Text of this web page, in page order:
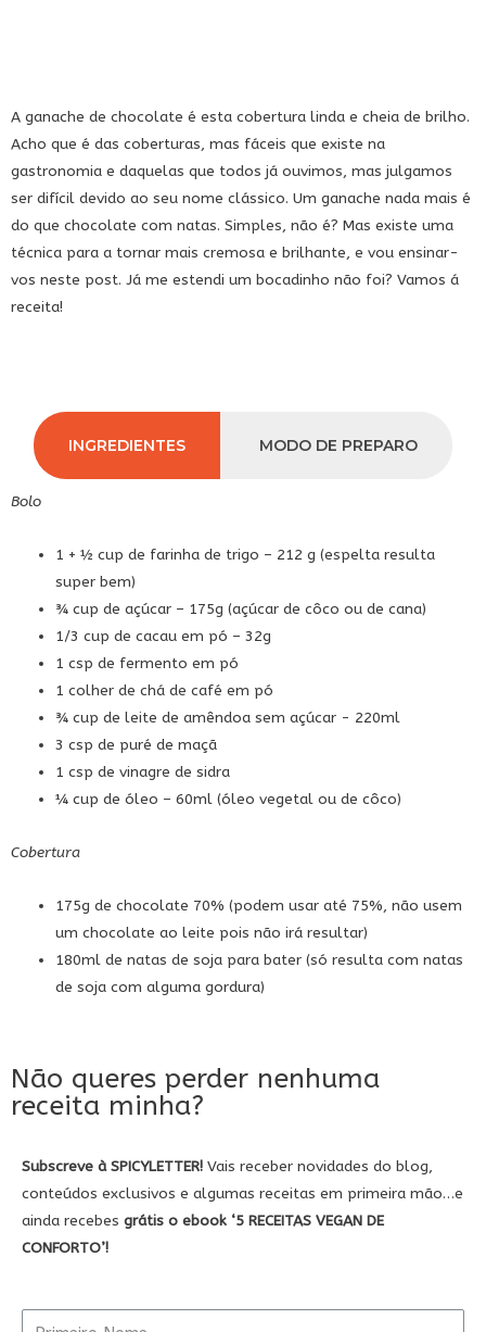
A ganache de chocolate é esta cobertura linda e cheia de brilho.
Acho que é das coberturas, mas fáceis que existe na
gastronomia e daquelas que todos já ouvimos, mas julgamos
ser difícil devido ao seu nome clássico. Um ganache nada mais é
do que chocolate com natas. Simples, não é? Mas existe uma
técnica para a tornar mais cremosa e brilhante, e vou ensinar-
vos neste post. Já me estendi um bocadinho não foi? Vamos á
receita!
INGREDIENTES MODO DE PREPARO
Bolo
1 + ½ cup de farinha de trigo – 212 g (espelta resulta
super bem)
¾ cup de açúcar – 175g (açúcar de côco ou de cana)
1/3 cup de cacau em pó – 32g
1 csp de fermento em pó
1 colher de chá de café em pó
¾ cup de leite de amêndoa sem açúcar - 220ml
3 csp de puré de maçã
1 csp de vinagre de sidra
¼ cup de óleo – 60ml (óleo vegetal ou de côco)
Cobertura
175g de chocolate 70% (podem usar até 75%, não usem
um chocolate ao leite pois não irá resultar)
180ml de natas de soja para bater (só resulta com natas
de soja com alguma gordura)
Não queres perder nenhuma
receita minha?
Subscreve à SPICYLETTER! Vais receber novidades do blog,
conteúdos exclusivos e algumas receitas em primeira mão…e
ainda recebes grátis o ebook ‘5 RECEITAS VEGAN DE
CONFORTO’!